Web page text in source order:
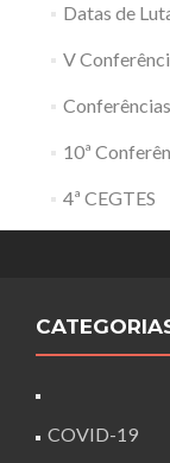
Datas de
V
10ª
4ª CEGTES
COVID-19